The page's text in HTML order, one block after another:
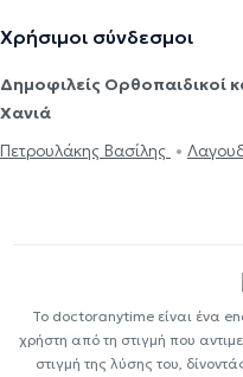
Χρήσιμοι σύνδεσμοι
Δημοφιλείς Ορθοπαιδικοί
Χανιά
Πετρουλάκης Βασίλης
Το doctoranytime είναι ένα
χρήστη από τη στιγμή που
στιγμή της λύσης του,